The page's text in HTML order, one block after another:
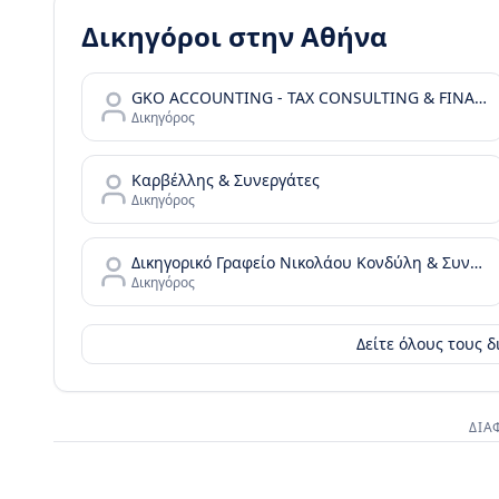
Δικηγόροι στηνΑθήνα
GKO ACCOUNTING - TAX CONSULTING & FINANCIAL SERVICES
Δικηγόρος
Καρβέλλης & Συνεργάτες
Δικηγόρος
Δικηγορικό Γραφείο Νικολάου Κονδύλη & Συνεργατών - N. Kondylis & Partners Law Office
Δικηγόρος
Δείτε όλους τους